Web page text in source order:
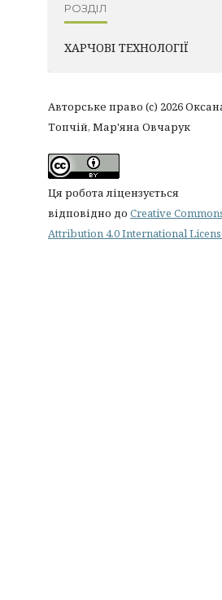
РОЗДІЛ
ХАРЧОВІ ТЕХНОЛОГІЇ
Авторське право (c) 2026
Топчій, Мар'яна Овчарук
Ця робота ліцензується
відповідно до Creative
Attribution 4.0 International